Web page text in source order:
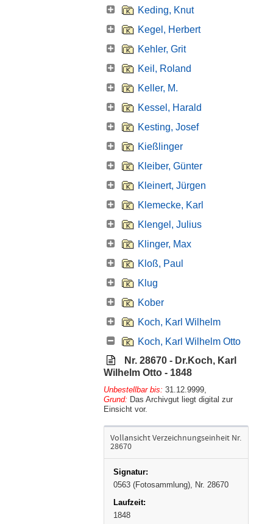
Keding, Knut
Kegel, Herbert
Kehler, Grit
Keil, Roland
Keller, M.
Kessel, Harald
Kesting, Josef
Kießlinger
Kleiber, Günter
Kleinert, Jürgen
Klemecke, Karl
Klengel, Julius
Klinger, Max
Kloß, Paul
Klug
Kober
Koch, Karl Wilhelm
Koch, Karl Wilhelm Otto
Nr. 28670 - Dr.Koch, Karl
Wilhelm Otto - 1848
Unbestellbar bis: 31.12.9999
Grund: Das Archivgut liegt digital zur
Einsicht vor.
Vollansicht Verzeichnungseinheit Nr.
28670
0563 (Fotosammlung), Nr. 28670
1848